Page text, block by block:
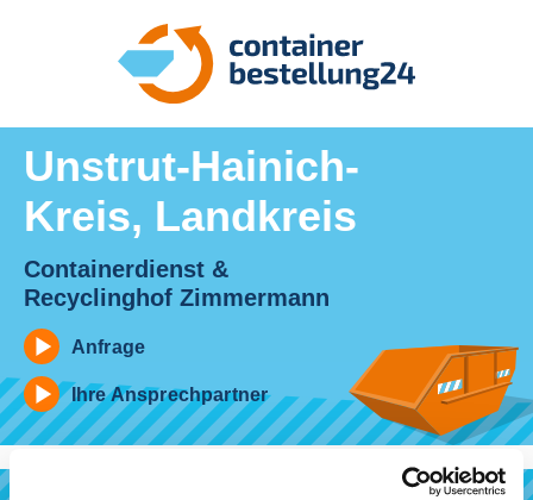
Unstrut-Hainich-
Kreis, Landkreis
Containerdienst &
Recyclinghof Zimmermann
Anfrage
Ihre Ansprechpartner